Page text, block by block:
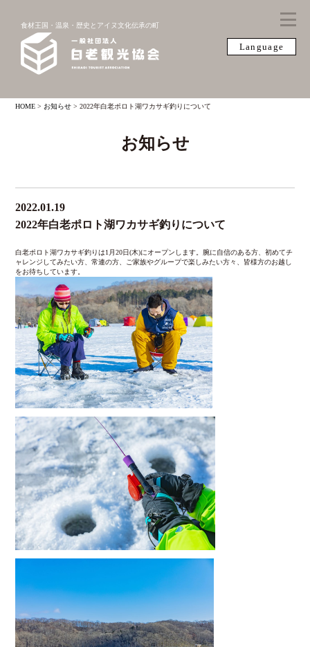
Language
食材王国・温泉・歴史とアイヌ文化伝承の町
HOME >お知らせ >2022年白老ポロト湖ワカサギ釣りについて
お知らせ
2022.01.19
2022年白老ポロト湖ワカサギ釣りについて
白老ポロト湖ワカサギ釣りは1月20日(木)にオープンします。腕に自信のある方、初めてチ
ャレンジしてみたい方、常連の方、ご家族やグループで楽しみたい方々、皆様方のお越し
をお待ちしています。